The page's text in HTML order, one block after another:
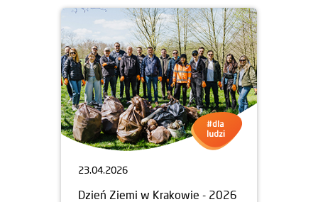
23.04.2026
Dzień Ziemi w Krakowie - 2026